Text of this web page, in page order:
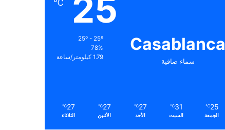
Casablanca
سماء صافية
25
℃
78%
1.79 كيلومتر/ساعة
25
℃
الجمعة
31
℃
السبت
27
℃
الأحد
27
℃
الأثنين
27
℃
الثلاثاء